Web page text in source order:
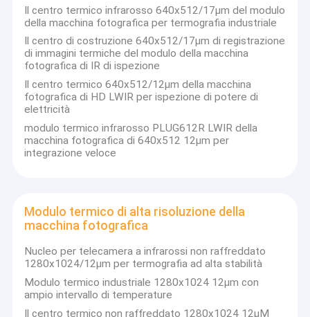
Circa noi
Giro della fabbrica
Controllo di qualità
Contattici
Notizie
Il centro termico della macchina fotografica
Videocamera di sicurezza termica
Termocamera ad innesto
Il centro termico infrarosso 640x512/17μm del modulo
della macchina fotografica per termografia industriale
Il centro di costruzione 640x512/17μm di registrazione
di immagini termiche del modulo della macchina
fotografica di IR di ispezione
Il centro termico 640x512/12μm della macchina
fotografica di HD LWIR per ispezione di potere di
elettricità
modulo termico infrarosso PLUG612R LWIR della
macchina fotografica di 640x512 12μm per
integrazione veloce
Modulo termico di alta risoluzione della
macchina fotografica
Nucleo per telecamera a infrarossi non raffreddato
1280x1024/12μm per termografia ad alta stabilità
Modulo termico industriale 1280x1024 12μm con
ampio intervallo di temperature
Il centro termico non raffreddato 1280x1024 12μM
a infrarossi raffreddati e non raffreddati ad alte prestazioni,
moduli termici e nuclei a infrarossi.Questi prodotti fungono da
"occhi" della percezione termica, consentendo a una vasta
gamma di settori di operare con soluzioni a infrarossi affidabili
ed efficienti: monitoraggio della sicurezza, termografia, imaging
ottico dei gas, visione artificiale, ADAS, AIoT, ecc.
Spinta dalle esigenze degli utenti, SensorMicro si impegna a
sviluppare in profondità e migliorare continuamente i prodotti a
hardware di alta qualità ma condividiamo anche esperienza di
applicazione professionale, offrendo soluzioni personalizzate
su misura per le esigenze uniche di diversi settori. La nostra
Guardando al futuro, SensorMicro continuerà a sostenere la
filosofia "Sense More", approfondire l'innovazione tecnologica
applicazioni,La Commissione europea ha adottato un
programma di ricerca e di sviluppo in materia di, soluzioni
infrarosse intelligenti.